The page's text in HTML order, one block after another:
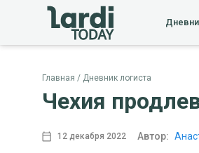
Главная Дневник логиста
Чехия
12 декабря 2022 Автор: